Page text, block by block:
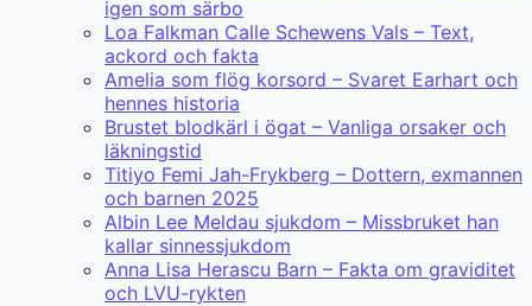
igen som särbo
Loa Falkman Calle Schewens Vals – Text,
ackord och fakta
Amelia som flög korsord – Svaret Earhart och
hennes historia
Brustet blodkärl i ögat – Vanliga orsaker och
läkningstid
Titiyo Femi Jah-Frykberg – Dottern, exmannen
och barnen 2025
Albin Lee Meldau sjukdom – Missbruket han
kallar sinnessjukdom
Anna Lisa Herascu Barn – Fakta om graviditet
och LVU-rykten